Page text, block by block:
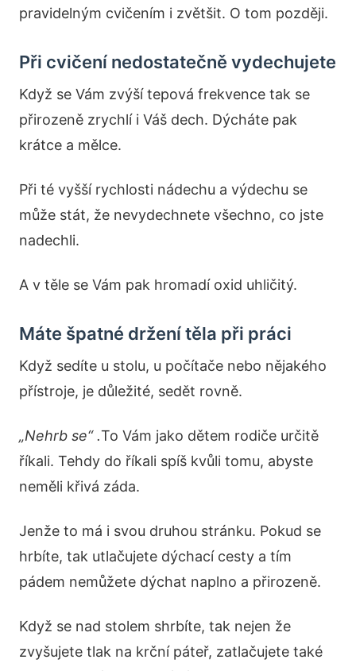
pravidelným cvičením i zvětšit. O tom později.
Při cvičení nedostatečně vydechujete
Když se Vám zvýší tepová frekvence tak se
přirozeně zrychlí i Váš dech. Dýcháte pak
krátce a mělce.
Při té vyšší rychlosti nádechu a výdechu se
může stát, že nevydechnete všechno, co jste
nadechli.
A v těle se Vám pak hromadí oxid uhličitý.
Máte špatné držení těla při práci
Když sedíte u stolu, u počítače nebo nějakého
přístroje, je důležité, sedět rovně.
„Nehrb se“ .To Vám jako dětem rodiče určitě
říkali. Tehdy do říkali spíš kvůli tomu, abyste
neměli křivá záda.
Jenže to má i svou druhou stránku. Pokud se
hrbíte, tak utlačujete dýchací cesty a tím
pádem nemůžete dýchat naplno a přirozeně.
Když se nad stolem shrbíte, tak nejen že
zvyšujete tlak na krční páteř, zatlačujete také